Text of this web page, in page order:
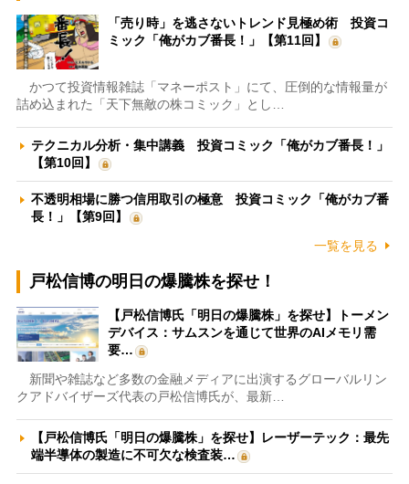
「売り時」を逃さないトレンド見極め術 投資コ
ミック「俺がカブ番長！」【第11回】
かつて投資情報雑誌「マネーポスト」にて、圧倒的な情報量が
詰め込まれた「天下無敵の株コミック」とし…
テクニカル分析・集中講義 投資コミック「俺がカブ番長！」
【第10回】
不透明相場に勝つ信用取引の極意 投資コミック「俺がカブ番
長！」【第9回】
一覧を見る
戸松信博の明日の爆騰株を探せ！
【戸松信博氏「明日の爆騰株」を探せ】トーメン
デバイス：サムスンを通じて世界のAIメモリ需
要…
新聞や雑誌など多数の金融メディアに出演するグローバルリン
クアドバイザーズ代表の戸松信博氏が、最新…
【戸松信博氏「明日の爆騰株」を探せ】レーザーテック：最先
端半導体の製造に不可欠な検査装…